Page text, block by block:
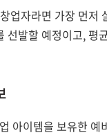
업자라면 가장 먼저
발할 예정이고, 평
아이템을 보유한